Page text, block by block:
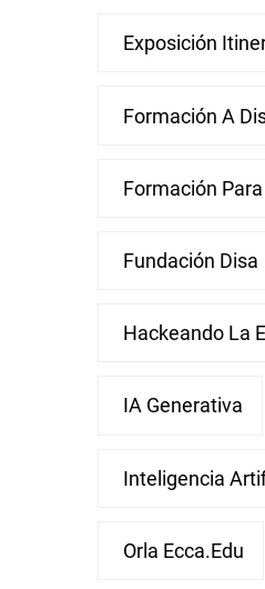
Exposición
Formación A
Formación
Fundación Disa
Hackeando La
IA Generativa
Inteligencia
Orla Ecca.edu